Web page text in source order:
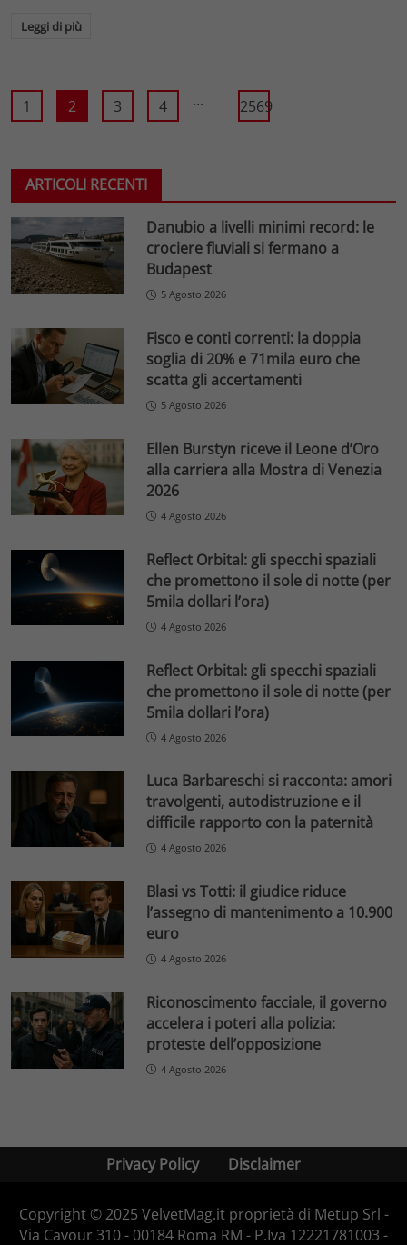
Leggi di più
1 2 3 4 ... 2569
ARTICOLI RECENTI
Danubio a livelli minimi record: le
crociere fluviali si fermano a
Budapest
5 Agosto 2026
Fisco e conti correnti: la doppia
soglia di 20% e 71mila euro che
scatta gli accertamenti
5 Agosto 2026
Ellen Burstyn riceve il Leone d’Oro
alla carriera alla Mostra di Venezia
2026
4 Agosto 2026
Reflect Orbital: gli specchi spaziali
che promettono il sole di notte (per
5mila dollari l’ora)
4 Agosto 2026
Reflect Orbital: gli specchi spaziali
che promettono il sole di notte (per
5mila dollari l’ora)
4 Agosto 2026
Luca Barbareschi si racconta: amori
travolgenti, autodistruzione e il
difficile rapporto con la paternità
4 Agosto 2026
Blasi vs Totti: il giudice riduce
l’assegno di mantenimento a 10.900
euro
4 Agosto 2026
Riconoscimento facciale, il governo
accelera i poteri alla polizia:
proteste dell’opposizione
4 Agosto 2026
Privacy Policy Disclaimer
Copyright © 2025 VelvetMag.it proprietà di Metup Srl -
Via Cavour 310 - 00184 Roma RM - P.Iva 12221781003 -